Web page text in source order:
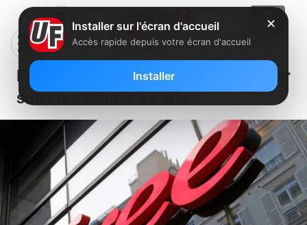
Free recrute des conseillers pour
son Free Center à Paris
✕
Installer sur l'écran d'accueil
Accès rapide depuis votre écran d'accueil
Installer